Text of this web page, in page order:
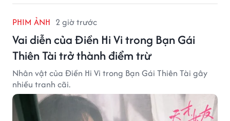
PHIM ẢNH 2 giờ trước
Vai diễn của Điền Hi Vi trong Bạn Gái
Thiên Tài trở thành điểm trừ
Nhân vật của Điền Hi Vi trong Bạn Gái Thiên Tài gây
nhiều tranh cãi.